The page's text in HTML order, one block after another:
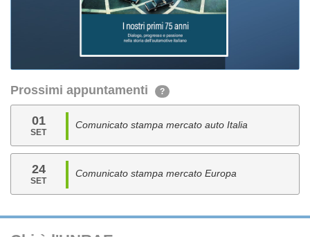
Prossimi appuntamenti ?
01
SET
Comunicato stampa mercato auto Italia
24
SET
Comunicato stampa mercato Europa